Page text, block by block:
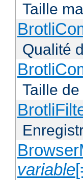
Taille
Qualité
Taille
variable